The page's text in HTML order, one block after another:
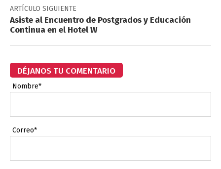
ARTÍCULO SIGUIENTE
Asiste al Encuentro de Postgrados y Educación
Continua en el Hotel W
DÉJANOS TU COMENTARIO
Nombre*
Correo*